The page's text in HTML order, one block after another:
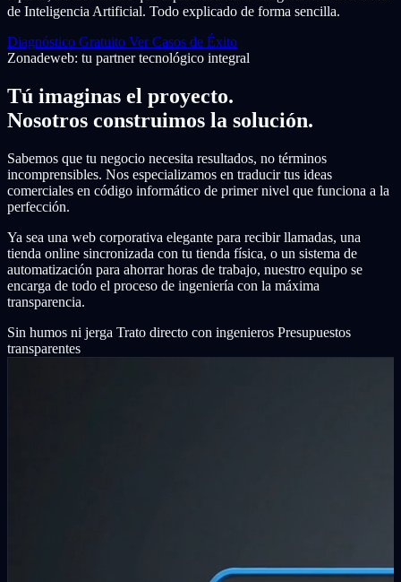
de Inteligencia Artificial. Todo explicado de forma sencilla.
Diagnóstico Gratuito Ver Casos de Éxito
Zonadeweb: tu partner tecnológico integral
Tú imaginas el proyecto.
Nosotros construimos la solución.
Sabemos que tu negocio necesita resultados, no términos
incomprensibles. Nos especializamos en traducir tus ideas
comerciales en código informático de primer nivel que funciona a la
perfección.
Ya sea una web corporativa elegante para recibir llamadas, una
tienda online sincronizada con tu tienda física, o un sistema de
automatización para ahorrar horas de trabajo, nuestro equipo se
encarga de todo el proceso de ingeniería con la máxima
transparencia.
Sin humos ni jerga Trato directo con ingenieros Presupuestos
transparentes